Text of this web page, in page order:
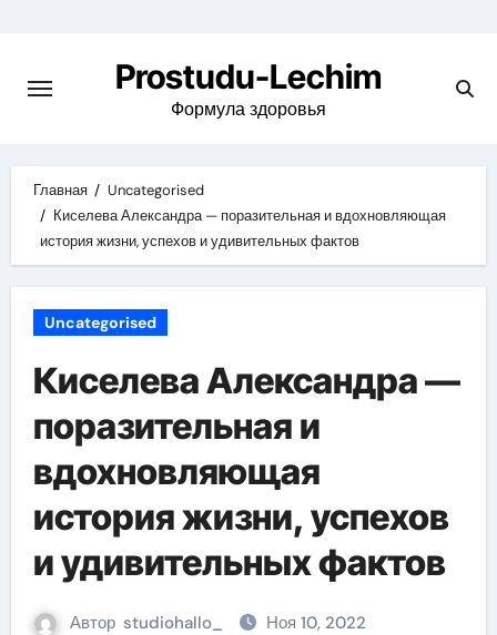
содержимому
Prostudu-Lechim
Формула здоровья
Главная
Uncategorised
Киселева Александра — поразительная и вдохновляющая
история жизни, успехов и удивительных фактов
Uncategorised
Киселева Александра —
поразительная и
вдохновляющая
история жизни, успехов
и удивительных фактов
Автор studiohallo_ Ноя 10, 2022